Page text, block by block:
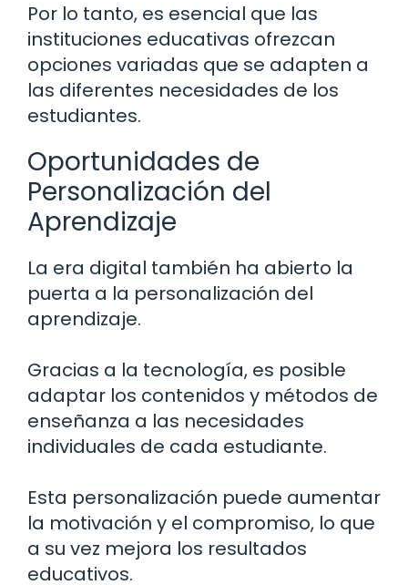
Por lo tanto, es esencial que las
instituciones educativas ofrezcan
opciones variadas que se adapten a
las diferentes necesidades de los
estudiantes.
Oportunidades de
Personalización del
Aprendizaje
La era digital también ha abierto la
puerta a la personalización del
aprendizaje.
Gracias a la tecnología, es posible
adaptar los contenidos y métodos de
enseñanza a las necesidades
individuales de cada estudiante.
Esta personalización puede aumentar
la motivación y el compromiso, lo que
a su vez mejora los resultados
educativos.